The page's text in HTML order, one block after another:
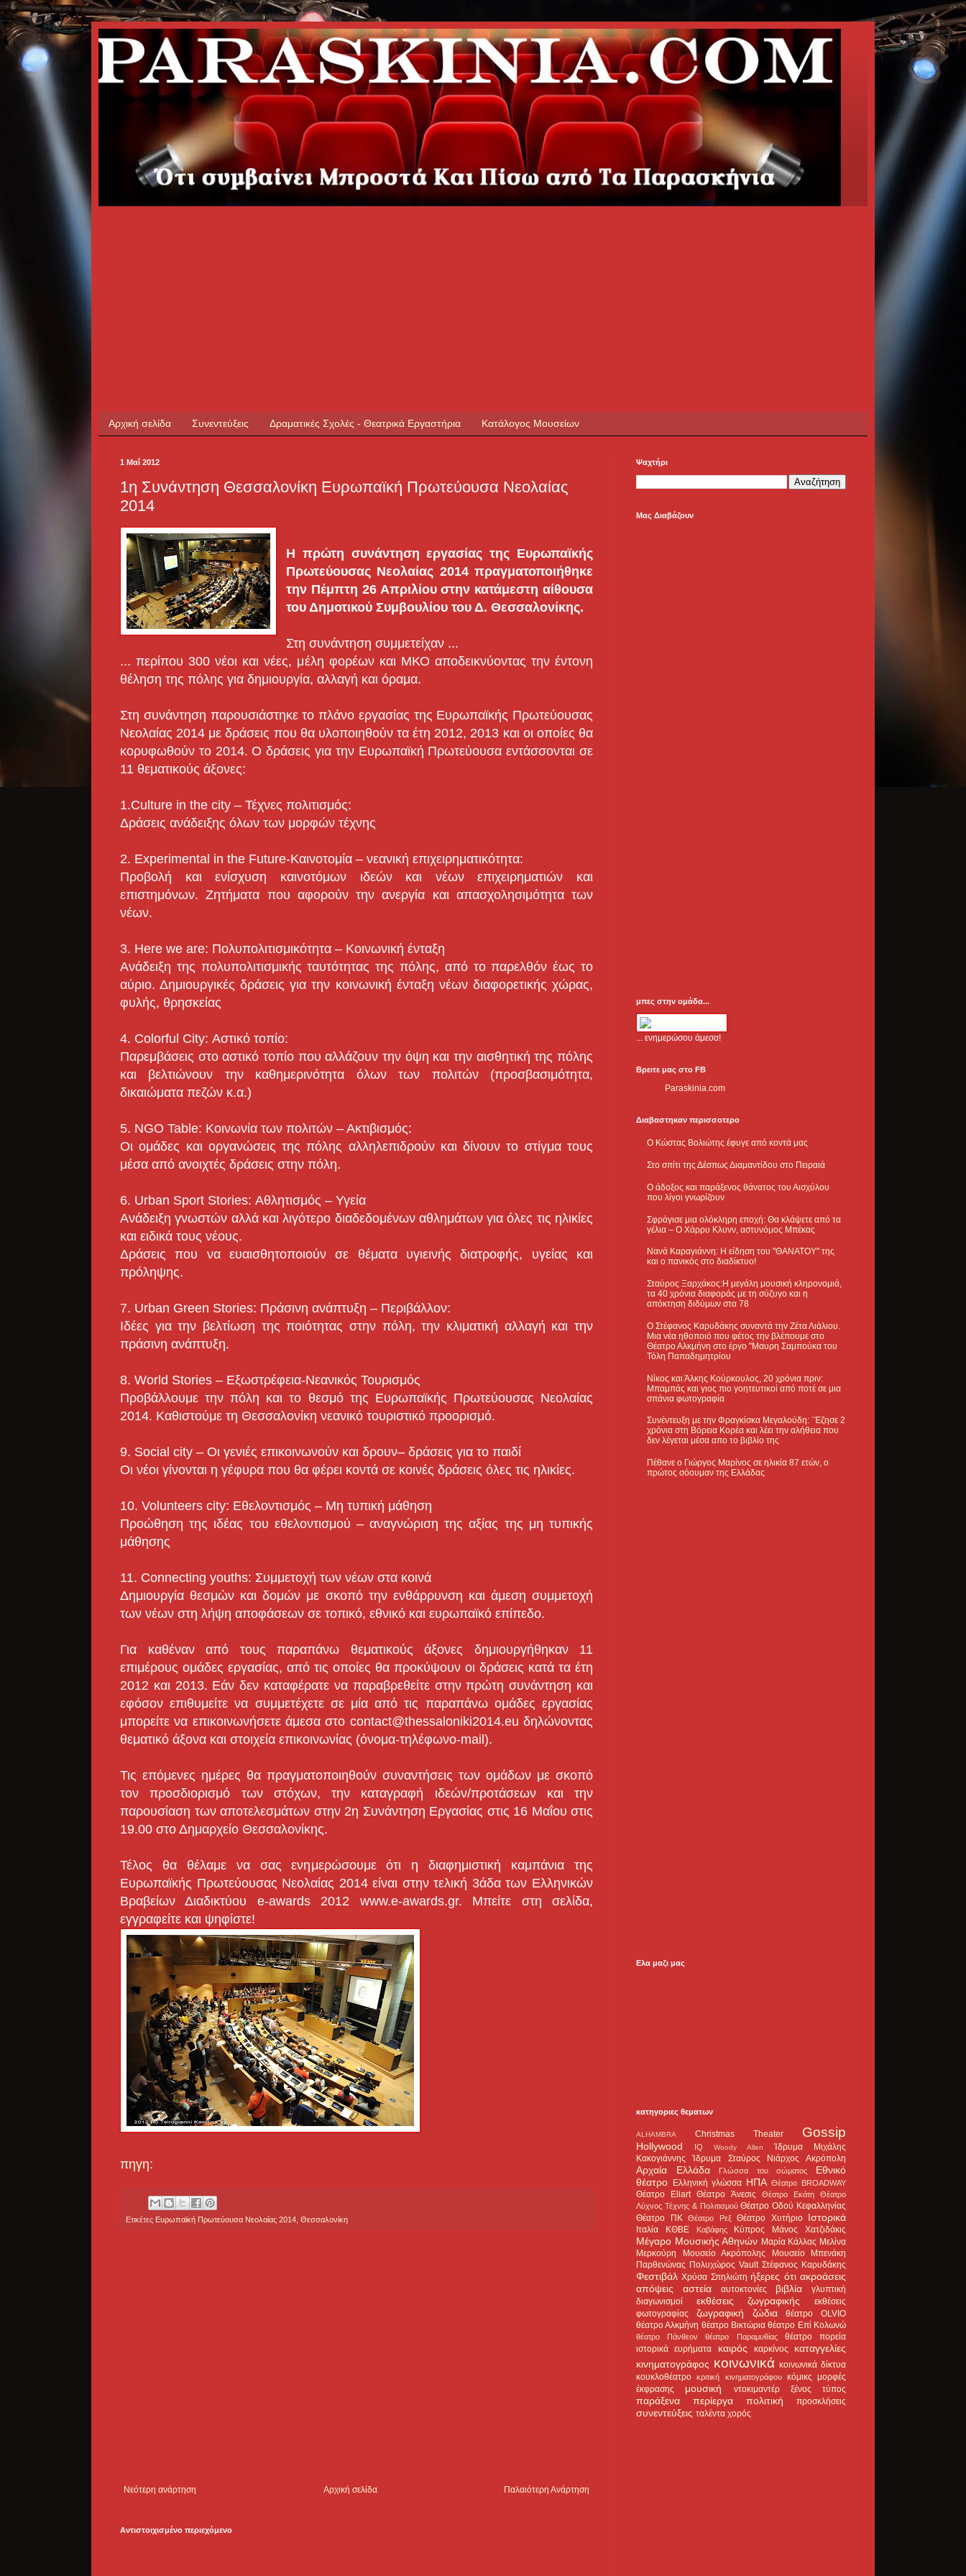
Αρχική σελίδα Συνεντεύξεις Δραματικές Σχολές - Θεατρικά Εργαστήρια Κατάλογος Μουσείων
1 Μαΐ 2012
1η Συνάντηση Θεσσαλονίκη Ευρωπαϊκή Πρωτεύουσα Νεολαίας
2014
Η πρώτη συνάντηση εργασίας της Ευρωπαϊκής
Πρωτεύουσας Νεολαίας 2014 πραγματοποιήθηκε
την Πέμπτη 26 Απριλίου στην κατάμεστη αίθουσα
του Δημοτικού Συμβουλίου του Δ. Θεσσαλονίκης.
Στη συνάντηση συμμετείχαν ...
... περίπου 300 νέοι και νέες, μέλη φορέων και ΜΚΟ αποδεικνύοντας την έντονη
θέληση της πόλης για δημιουργία, αλλαγή και όραμα.
Στη συνάντηση παρουσιάστηκε το πλάνο εργασίας της Ευρωπαϊκής Πρωτεύουσας
Νεολαίας 2014 με δράσεις που θα υλοποιηθούν τα έτη 2012, 2013 και οι οποίες θα
κορυφωθούν το 2014. Ο δράσεις για την Ευρωπαϊκή Πρωτεύουσα εντάσσονται σε
11 θεματικούς άξονες:
1.Culture in the city – Τέχνες πολιτισμός:
Δράσεις ανάδειξης όλων των μορφών τέχνης
2. Experimental in the Future-Καινοτομία – νεανική επιχειρηματικότητα:
Προβολή και ενίσχυση καινοτόμων ιδεών και νέων επιχειρηματιών και
επιστημόνων. Ζητήματα που αφορούν την ανεργία και απασχολησιμότητα των
νέων.
3. Here we are: Πολυπολιτισμικότητα – Κοινωνική ένταξη
Ανάδειξη της πολυπολιτισμικής ταυτότητας της πόλης, από το παρελθόν έως το
αύριο. Δημιουργικές δράσεις για την κοινωνική ένταξη νέων διαφορετικής χώρας,
φυλής, θρησκείας
4. Colorful City: Αστικό τοπίο:
Παρεμβάσεις στο αστικό τοπίο που αλλάζουν την όψη και την αισθητική της πόλης
και βελτιώνουν την καθημερινότητα όλων των πολιτών (προσβασιμότητα,
δικαιώματα πεζών κ.α.)
5. NGO Table: Κοινωνία των πολιτών – Ακτιβισμός:
Οι ομάδες και οργανώσεις της πόλης αλληλεπιδρούν και δίνουν το στίγμα τους
μέσα από ανοιχτές δράσεις στην πόλη.
6. Urban Sport Stories: Αθλητισμός – Υγεία
Ανάδειξη γνωστών αλλά και λιγότερο διαδεδομένων αθλημάτων για όλες τις ηλικίες
και ειδικά τους νέους.
Δράσεις που να ευαισθητοποιούν σε θέματα υγιεινής διατροφής, υγείας και
πρόληψης.
7. Urban Green Stories: Πράσινη ανάπτυξη – Περιβάλλον:
Ιδέες για την βελτίωση της ποιότητας στην πόλη, την κλιματική αλλαγή και την
πράσινη ανάπτυξη.
8. World Stories – Εξωστρέφεια-Νεανικός Τουρισμός
Προβάλλουμε την πόλη και το θεσμό της Ευρωπαϊκής Πρωτεύουσας Νεολαίας
2014. Καθιστούμε τη Θεσσαλονίκη νεανικό τουριστικό προορισμό.
9. Social city – Οι γενιές επικοινωνούν και δρουν– δράσεις για το παιδί
Οι νέοι γίνονται η γέφυρα που θα φέρει κοντά σε κοινές δράσεις όλες τις ηλικίες.
10. Volunteers city: Εθελοντισμός – Μη τυπική μάθηση
Προώθηση της ιδέας του εθελοντισμού – αναγνώριση της αξίας της μη τυπικής
μάθησης
11. Connecting youths: Συμμετοχή των νέων στα κοινά
Δημιουργία θεσμών και δομών με σκοπό την ενθάρρυνση και άμεση συμμετοχή
των νέων στη λήψη αποφάσεων σε τοπικό, εθνικό και ευρωπαϊκό επίπεδο.
Για καθέναν από τους παραπάνω θεματικούς άξονες δημιουργήθηκαν 11
επιμέρους ομάδες εργασίας, από τις οποίες θα προκύψουν οι δράσεις κατά τα έτη
2012 και 2013. Εάν δεν καταφέρατε να παραβρεθείτε στην πρώτη συνάντηση και
εφόσον επιθυμείτε να συμμετέχετε σε μία από τις παραπάνω ομάδες εργασίας
μπορείτε να επικοινωνήσετε άμεσα στο contact@thessaloniki2014.eu δηλώνοντας
θεματικό άξονα και στοιχεία επικοινωνίας (όνομα-τηλέφωνο-mail).
Τις επόμενες ημέρες θα πραγματοποιηθούν συναντήσεις των ομάδων με σκοπό
τον προσδιορισμό των στόχων, την καταγραφή ιδεών/προτάσεων και την
παρουσίαση των αποτελεσμάτων στην 2η Συνάντηση Εργασίας στις 16 Μαΐου στις
19.00 στο Δημαρχείο Θεσσαλονίκης.
Τέλος θα θέλαμε να σας ενημερώσουμε ότι η διαφημιστική καμπάνια της
Ευρωπαϊκής Πρωτεύουσας Νεολαίας 2014 είναι στην τελική 3άδα των Ελληνικών
Βραβείων Διαδικτύου e-awards 2012 www.e-awards.gr. Μπείτε στη σελίδα,
εγγραφείτε και ψηφίστε!
πηγη:
Ετικέτες Ευρωπαϊκή Πρωτεύουσα Νεολαίας 2014 Θεσσαλονίκη
Νεότερη ανάρτηση Παλαιότερη Ανάρτηση
Αρχική σελίδα
Αντιστοιχισμένο περιεχόμενο
Ψαχτήρι
Μας Διαβάζουν
μπες στην ομάδα...
... ενημερώσου άμεσα!
Βρειτε μας στο FB
Paraskinia.com
Διαβαστηκαν περισσοτερο
Ο Κώστας Βολιώτης έφυγε από κοντά μας
Στο σπίτι της Δέσπως Διαμαντίδου στο Πειραιά
Ο άδοξος και παράξενος θάνατος του Αισχύλου
που λίγοι γνωρίζουν
Σφράγισε μια ολόκληρη εποχή: Θα κλάψετε από τα
γέλια – Ο Χάρρυ Κλυνν, αστυνόμος Μπέκας
Νανά Καραγιάννη: Η είδηση του "ΘΑΝΑΤΟΥ" της
και ο πανικός στο διαδίκτυο!
Σταύρος Ξαρχάκος:Η μεγάλη μουσική κληρονομιά,
τα 40 χρόνια διαφοράς με τη σύζυγο και η
απόκτηση διδύμων στα 78
Ο Στέφανος Καρυδάκης συναντά την Ζέτα Λιάλιου.
Μια νέα ηθοποιό που φέτος την βλέπουμε στο
Θέατρο Αλκμήνη στο έργο "Μαυρη Σαμπούκα του
Τόλη Παπαδημητρίου
Νίκος και Άλκης Κούρκουλος, 20 χρόνια πριν:
Μπαμπάς και γιος πιο γοητευτικοί από ποτέ σε μια
σπάνια φωτογραφία
Συνέντευξη με την Φραγκίσκα Μεγαλούδη: ΄Έζησε 2
χρόνια στη Βόρεια Κορέα και λέει την αλήθεια που
δεν λέγεται μέσα απο το βιβλίο της
Πέθανε ο Γιώργος Μαρίνος σε ηλικία 87 ετών, ο
πρώτος σόουμαν της Ελλάδας
Ελα μαζι μας
κατηγοριες θεματων
ALHAMBRA Christmas Theater Gossip
Hollywood IQ Woody Allen
Ίδρυμα Μιχάλης
Κακογιάννης
Ίδρυμα Σταύρος Νιάρχος Ακρόπολη
Αρχαία Ελλάδα Γλώσσα του σώματος
Εθνικό
θέατρο Ελληνική γλώσσα ΗΠΑ Θέατρο BROADWAY
Θέατρο Eliart Θέατρο Άνεσις Θέατρο Εκάτη
Θέατρο
Λύχνος Τέχνης & Πολιτισμού Θέατρο Οδού Κεφαλληνίας
Θέατρο ΠΚ
Θέατρο Ρεξ Θέατρο Χυτήριο Ιστορικά
Ιταλία ΚΘΒΕ Καβάφης Κύπρος Μάνος Χατζιδάκις
Μέγαρο Μουσικής Αθηνών Μαρία Κάλλας Μελίνα
Μερκούρη
Μουσείο Ακρόπολης
Μουσείο Μπενάκη
Παρθενώνας Πολυχώρος Vault Στέφανος Καρυδάκης
Φεστιβάλ Χρύσα Σπηλιώτη ήξερες ότι ακροάσεις
απόψεις
αστεία αυτοκτονίες βιβλία
γλυπτική
διαγωνισμοί
εκθέσεις ζωγραφικής
εκθέσεις
φωτογραφίας
ζωγραφική ζώδια
θέατρο OLVIO
θέατρο Αλκμήνη θέατρο Βικτώρια θέατρο Επί Κολωνώ
θέατρο Πάνθεον θέατρο Παραμυθίας
θέατρο πορεία
ιστορικά ευρήματα
καιρός καρκίνος
καταγγελίες
κινηματογράφος κοινωνικά κοινωνικά δίκτυα
κουκλοθέατρο
κριτική κινηματογράφου κόμικς μορφές
έκφρασης
μουσική ντοκιμαντέρ ξένος τύπος
παράξενα περίεργα πολιτική προσκλήσεις
συνεντεύξεις ταλέντα χορός